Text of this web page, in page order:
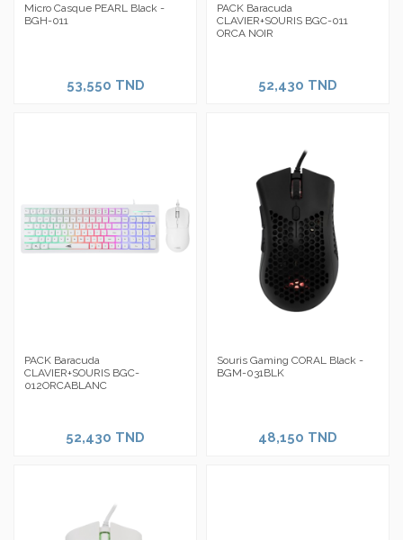
Micro Casque PEARL Black -
BGH-011
53,550 TND
PACK Baracuda
CLAVIER+SOURIS BGC-011
ORCA NOIR
52,430 TND
PACK Baracuda
CLAVIER+SOURIS BGC-
012ORCABLANC
52,430 TND
Souris Gaming CORAL Black -
BGM-031BLK
48,150 TND